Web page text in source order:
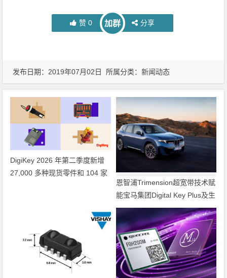
赞 0 加群 分享
发布日期：2019年07月02日 所属分类：新闻动态
DigiKey 2026 年第二季度新增
27,000 多种现货零件和 104 家
恩智浦Trimension超宽带技术赋
能宝马集团Digital Key Plus及生
命体存在检测功能